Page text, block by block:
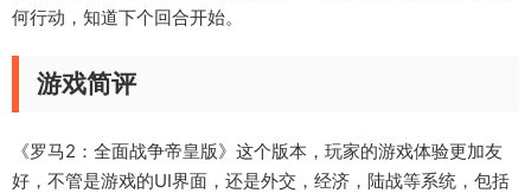
何行动，知道下个回合开始。
游戏简评
《罗马2：全面战争帝皇版》这个版本，玩家的游戏体验更加友
好，不管是游戏的UI界面，还是外交，经济，陆战等系统，包括